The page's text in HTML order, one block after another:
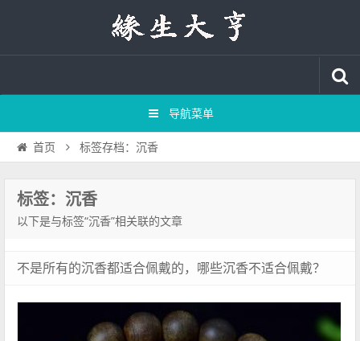
导航菜单
首页 标签存档：沉香
标签：沉香
以下是与标签“沉香”相关联的文章
不是所有的沉香都适合佩戴的，哪些沉香不适合佩戴？